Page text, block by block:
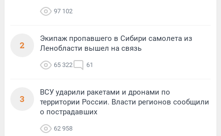
97 102
2
Экипаж пропавшего в Сибири самолета из
Ленобласти вышел на связь
65 322 61
3
ВСУ ударили ракетами и дронами по
территории России. Власти регионов сообщили
о пострадавших
62 958